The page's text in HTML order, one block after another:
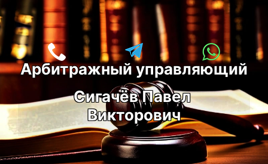
Перейти
к
содержимому
Арбитражный управляющий
Сигачёв Павел
Викторович